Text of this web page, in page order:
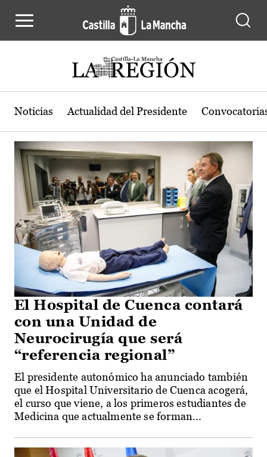
Actualidad de la región de Castilla-
Noticias Actualidad del Presidente
El Hospital de Cuenca contará
con una Unidad de
Neurocirugía que será
“referencia regional”
El presidente autonómico ha anunciado también
que el Hospital Universitario de Cuenca acogerá,
el curso que viene, a los primeros estudiantes de
Medicina que actualmente se forman...